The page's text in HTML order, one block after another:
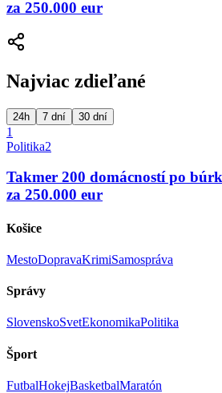
za 250.000 eur
Najviac zdieľané
24h 7 dní 30 dní
1
Politika2
Takmer 200 domácností po
za 250.000 eur
Košice
MestoDopravaKrimiSamospráva
Správy
SlovenskoSvetEkonomikaPolitika
Šport
FutbalHokejBasketbalMaratón